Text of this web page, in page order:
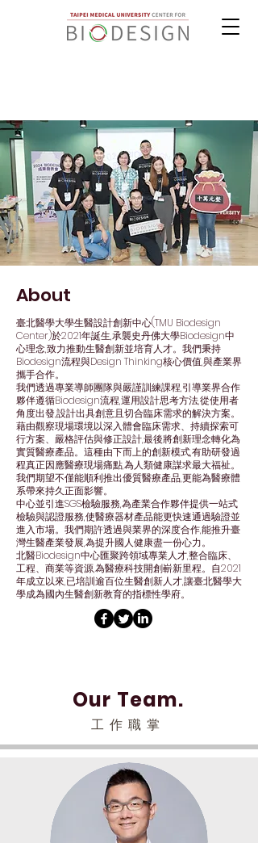
About
臺北醫學大學生醫設計創新中心(TMU Biodesign
Center)於2021年誕生,承襲史丹佛大學Biodesign中
心理念,致力推動生醫創新並培育人才。我們秉持
Biodesign流程與Design Thinking核心價值,與產業界
攜手合作。
我們透過專業導師團隊與嚴謹訓練課程,引導業界合作
夥伴遵循Biodesign流程,運用設計思考方法,從使用者
角度出發,設計出具創意且切合臨床需求的解決方案。
藉由觀察現場環境以深入體會臨床需求、持續探索可
行方案、嚴格評估與修正設計,最後將創新理念轉化為
實質醫療產品。這種由下而上的創新模式,有助研發過
程真正因應醫療現場痛點,為人類健康謀求最大福祉。
我們期望不僅能順利推出優質醫療產品,更能為醫療體
系帶來持久正面影響。
中心並引進SGS檢驗服務,為產業合作夥伴提供一站式
檢驗與認證服務,使醫療器材產品能更快速通過驗證並
進入市場。我們期許透過與業界的深度合作,能推升臺
灣生醫產業發展,為提升國人健康盡一份心力。
北醫Biodesign中心匯聚跨領域專業人才,整合臨床、
工程、商業等資源,為醫療科技開創嶄新里程。自2021
年成立以來,已培訓逾百位生醫創新人才,讓臺北醫學大
學成為國內生醫創新教育的指標性學府。
Our Team.
工作職掌